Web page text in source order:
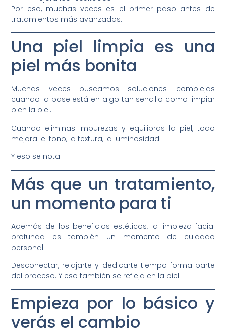
Por eso, muchas veces es el primer paso antes de
tratamientos más avanzados.
Una piel limpia es una
piel más bonita
Muchas veces buscamos soluciones complejas
cuando la base está en algo tan sencillo como limpiar
bien la piel.
Cuando eliminas impurezas y equilibras la piel, todo
mejora: el tono, la textura, la luminosidad.
Y eso se nota.
Más que un tratamiento,
un momento para ti
Además de los beneficios estéticos, la limpieza facial
profunda es también un momento de cuidado
personal.
Desconectar, relajarte y dedicarte tiempo forma parte
del proceso. Y eso también se refleja en la piel.
Empieza por lo básico y
verás el cambio